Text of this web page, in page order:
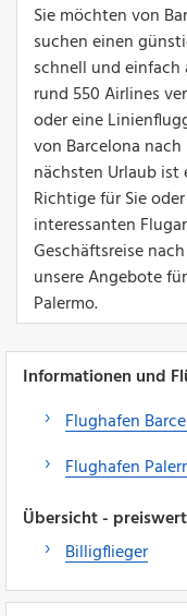
Sie möchten von
suchen einen
schnell und
rund 550 Airlines
oder eine
von Barcelona
nächsten Urlaub
Richtige für Sie
interessanten
Geschäftsreise
unsere Angebote
Palermo.
Informationen und
Flughafen
Flughafen
Übersicht -
Billigflieger